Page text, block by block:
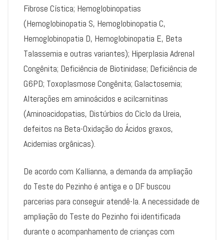
Fibrose Cística; Hemoglobinopatias
(Hemoglobinopatia S, Hemoglobinopatia C,
Hemoglobinopatia D, Hemoglobinopatia E, Beta
Talassemia e outras variantes); Hiperplasia Adrenal
Congênita; Deficiência de Biotinidase; Deficiência de
G6PD; Toxoplasmose Congênita; Galactosemia;
Alterações em aminoácidos e acilcarnitinas
(Aminoacidopatias, Distúrbios do Ciclo da Ureia,
defeitos na Beta-Oxidação do Ácidos graxos,
Acidemias orgânicas).
De acordo com Kallianna, a demanda da ampliação
do Teste do Pezinho é antiga e o DF buscou
parcerias para conseguir atendê-la. A necessidade de
ampliação do Teste do Pezinho foi identificada
durante o acompanhamento de crianças com